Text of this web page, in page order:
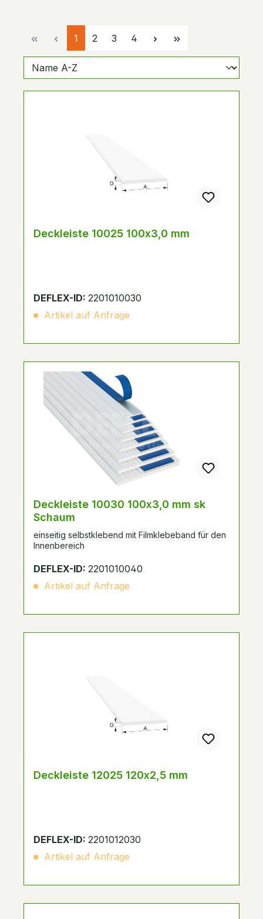
Seite
1 Seite
2 Seite
3 Seite
4
Deckleiste 10025 100x3,0 mm
DEFLEX-ID: 2201010030
Artikel auf Anfrage
Deckleiste 10030 100x3,0 mm sk
Schaum
einseitig selbstklebend mit Filmklebeband für den
Innenbereich
DEFLEX-ID: 2201010040
Artikel auf Anfrage
Deckleiste 12025 120x2,5 mm
DEFLEX-ID: 2201012030
Artikel auf Anfrage